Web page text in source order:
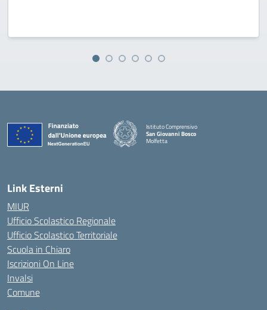
Istituto Comprensivo
San Giovanni Bosco
Molfetta
Link Esterni
MIUR
Ufficio Scolastico Regionale
Ufficio Scolastico Territoriale
Scuola in Chiaro
Iscrizioni On Line
Invalsi
Comune